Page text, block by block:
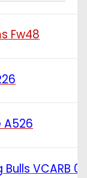
Fw48
A526
Bulls VCARB 03